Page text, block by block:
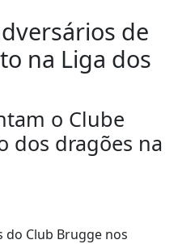
de
na Liga dos
o Clube
dos dragões na
do Club Brugge nos